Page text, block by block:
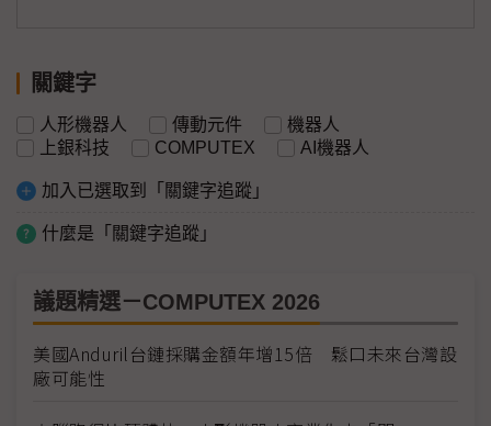
關鍵字
人形機器人 傳動元件
機器人
上銀科技
COMPUTEX AI機器人
加入已選取到「關鍵字追蹤」
什麼是「關鍵字追蹤」
議題精選－COMPUTEX 2026
美國Anduril台鏈採購金額年增15倍 鬆口未來台灣設
廠可能性